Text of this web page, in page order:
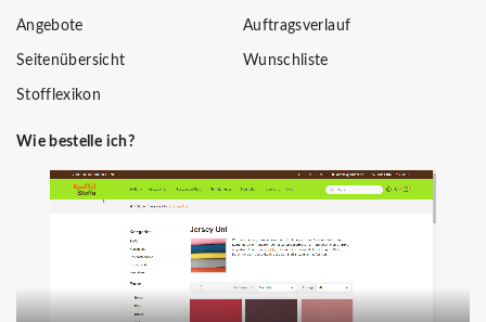
Angebote
Seitenübersicht
Stofflexikon
Auftragsverlauf
Wunschliste
Wie bestelle ich?